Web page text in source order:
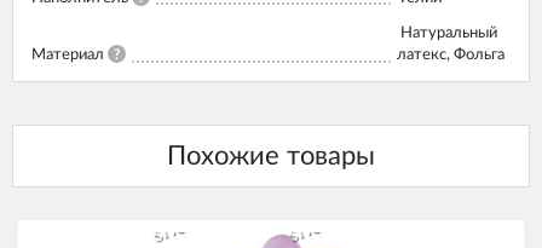
Материал ?
Натуральный
латекс, Фольга